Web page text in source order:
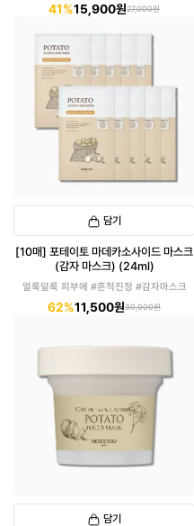
41%15,900원27,000원
담기
[10매] 포테이토 마데카소사이드 마스크
(감자 마스크) (24ml)
얼룩덜룩 피부에 #흔적진정 #감자마스크
62%11,500원30,000원
담기